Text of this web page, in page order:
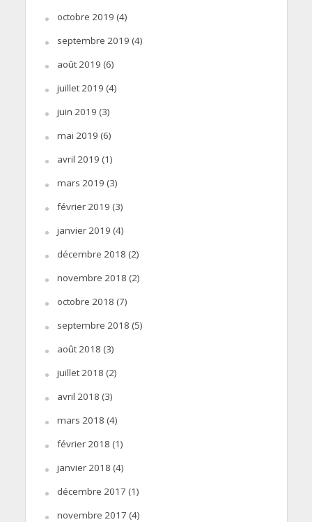
octobre 2019 (4)
septembre 2019 (4)
août 2019 (6)
juillet 2019 (4)
juin 2019 (3)
mai 2019 (6)
avril 2019 (1)
mars 2019 (3)
février 2019 (3)
janvier 2019 (4)
décembre 2018 (2)
novembre 2018 (2)
octobre 2018 (7)
septembre 2018 (5)
août 2018 (3)
juillet 2018 (2)
avril 2018 (3)
mars 2018 (4)
février 2018 (1)
janvier 2018 (4)
décembre 2017 (1)
novembre 2017 (4)